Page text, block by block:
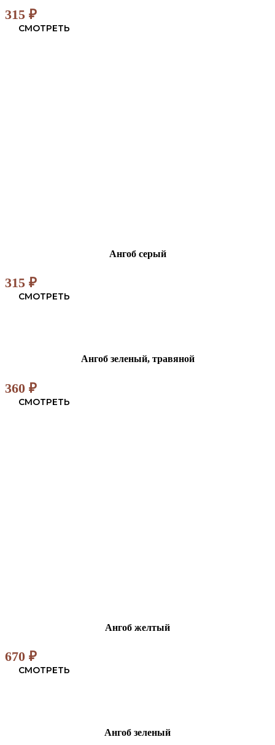
315 ₽
СМОТРЕТЬ
Ангоб серый
315 ₽
СМОТРЕТЬ
Ангоб зеленый, травяной
360 ₽
СМОТРЕТЬ
Ангоб желтый
670 ₽
СМОТРЕТЬ
Ангоб зеленый